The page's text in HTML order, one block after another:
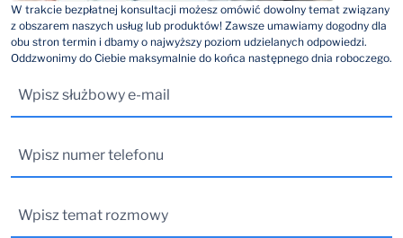
W trakcie bezpłatnej konsultacji możesz omówić dowolny temat związany
z obszarem naszych usług lub produktów! Zawsze umawiamy dogodny dla
obu stron termin i dbamy o najwyższy poziom udzielanych odpowiedzi.
Oddzwonimy do Ciebie maksymalnie do końca następnego dnia roboczego.